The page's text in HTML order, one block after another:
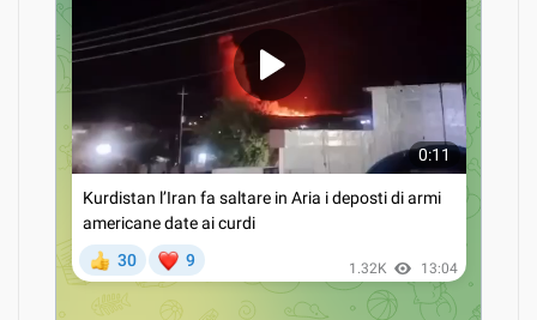
Pepe Escobar: scenari prossimi venturi
03/03/2022
Covid le cure proibite
18/05/2021